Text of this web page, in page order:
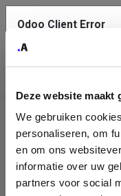
Deze website maakt
We gebruiken
personaliseren, om
en om ons
informatie over uw
partners voor social
Company
Identification
Please fill in
Odoo Client Error
service.
See details